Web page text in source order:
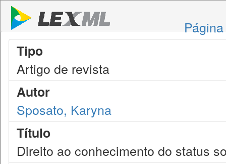
Tipo
Artigo de revista
Autor
Sposato, Karyna
Título
Direito ao conhecimento do status